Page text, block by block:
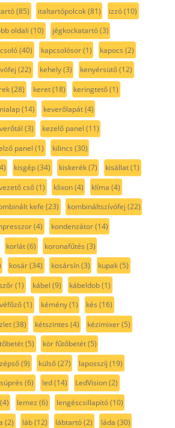
(85) italtartópolcok(81) izzó(10)
oldali (10) jégkockatartó(3)
(40) kapcsolósor(1) kapocs (2)
(22) kehely(3) kenyérsütő(12)
(28) keret(18) keringtető(1)
(14) keverőlapát(4)
(3) kezelő panel (11)
panel (1) kilincs (30)
kisgép(34) kiskerék(7) kisállat(1)
cső(1) klixon(4) klíma (4)
kefe (23) kombináltszívófej (22)
(4) kondenzátor(14)
korlát(6) koronafűtés (3)
kosár(34) kosársín(3) kupak(5)
(1) kábel (9) kábeldob(1)
(1) kémény(1) kés (16)
(38) kétszintes (4) kézimixer(5)
(5) kör fűtőbetét(5)
(9) külső(27) laposszíj (19)
(6) led(14) LedVision(2)
lemez (6) lengéscsillapító(10)
(2) láb(12) lábtartó(2) láda (30)